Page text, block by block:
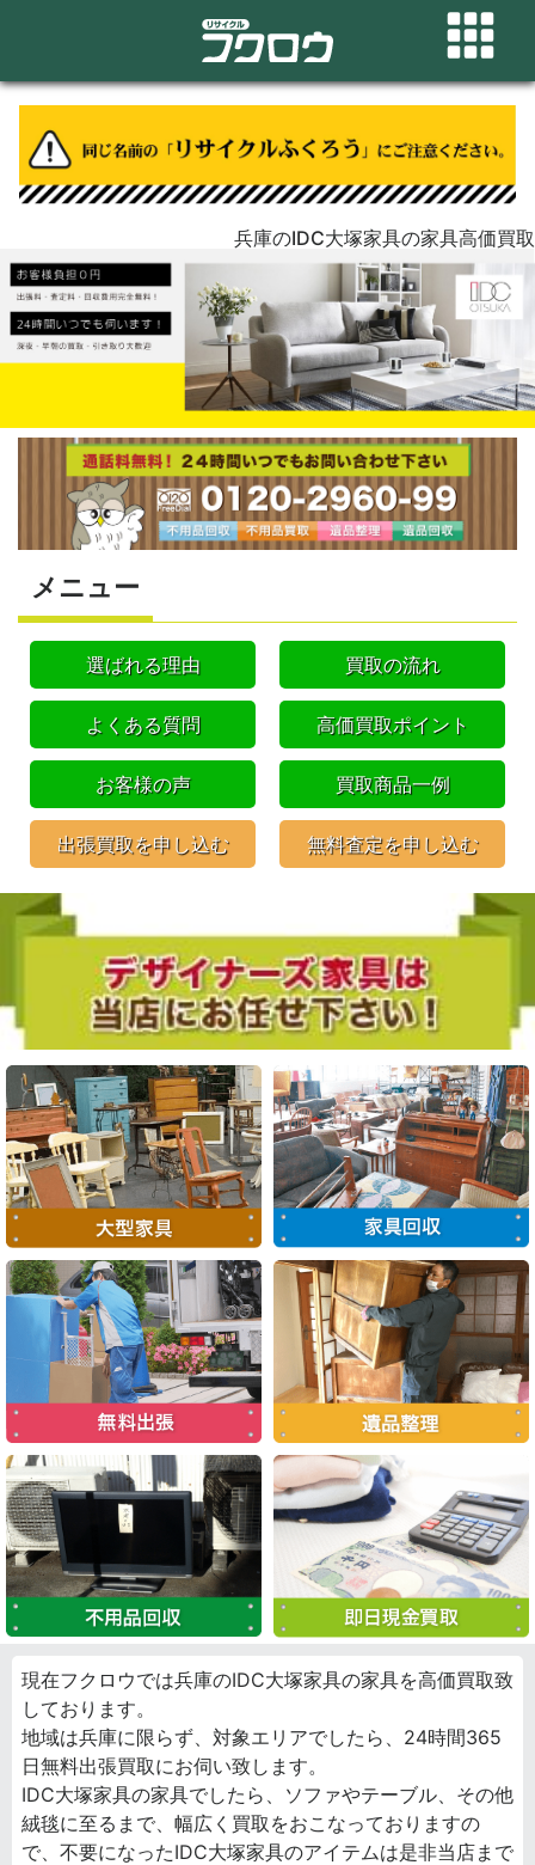
兵庫のIDC大塚家具の家具高価買取
メニュー
選ばれる理由 買取の流れ
よくある質問 高価買取ポイント
お客様の声 買取商品一例
出張買取を申し込む 無料査定を申し込む
現在フクロウでは兵庫のIDC大塚家具の家具を高価買取致
しております。
地域は兵庫に限らず、対象エリアでしたら、24時間365
日無料出張買取にお伺い致します。
IDC大塚家具の家具でしたら、ソファやテーブル、その他
絨毯に至るまで、幅広く買取をおこなっておりますの
で、不要になったIDC大塚家具のアイテムは是非当店まで